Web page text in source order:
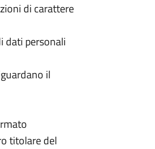
di carattere
dati personali
il
titolare del